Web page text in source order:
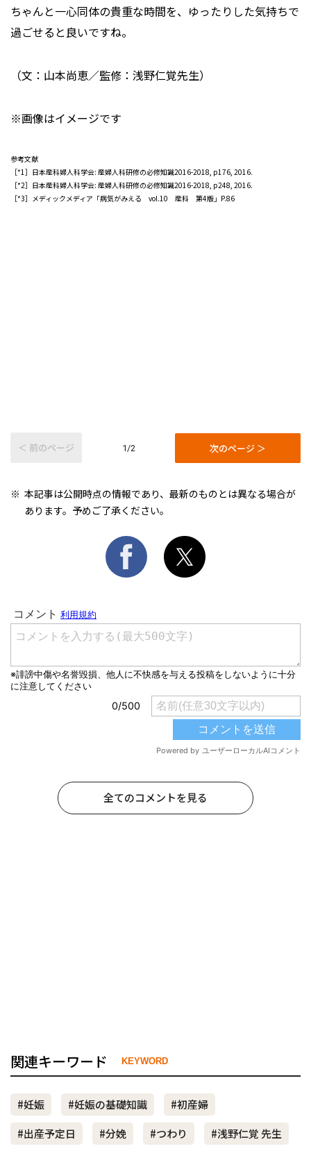
ちゃんと一心同体の貴重な時間を、ゆったりした気持ちで
過ごせると良いですね。
（文：山本尚恵／監修：浅野仁覚先生）
※画像はイメージです
参考文献
［*1］日本産科婦人科学会: 産婦人科研修の必修知識2016-2018, p176, 2016.
［*2］日本産科婦人科学会: 産婦人科研修の必修知識2016-2018, p248, 2016.
［*3］メディックメディア「病気がみえる vol.10 産科 第4版」P.86
＜ 前のページ 1/2 次のページ ＞
本記事は公開時点の情報であり、最新のものとは異なる場合が
あります。予めご了承ください。
全てのコメントを見る
関連キーワード KEYWORD
#妊娠 #妊娠の基礎知識
#初産婦
#出産予定日
#分娩 #つわり #浅野仁覚 先生